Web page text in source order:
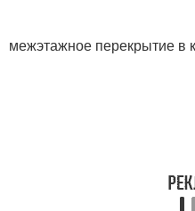
межэтажное перекрытие в